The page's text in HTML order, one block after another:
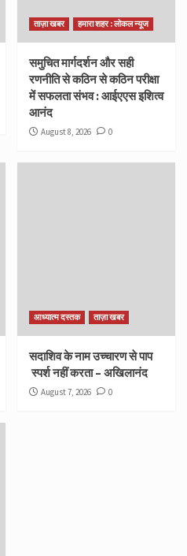
ताज़ा खबर हमारा शहर : लोकल न्यूज
समुचित मार्गदर्शन और सही
रणनीति से कठिन से कठिन परीक्षा
में सफलता संभव : आईएएस इशित्व
आनंद
August 8, 2026 0
आध्यात्म दस्तक ताज़ा खबर
सदाशिव के नाम उच्चारण से पाप
स्पर्श नहीं करता – अखिलानंद
August 7, 2026 0